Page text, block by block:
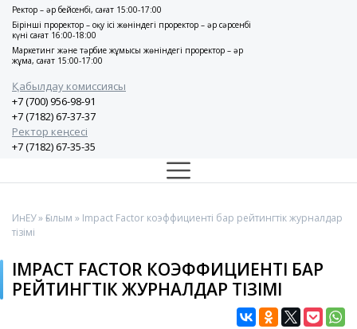
Ректор – әр бейсенбі, сағат 15:00-17:00
Бірінші проректор – оқу ісі жөніндегі проректор – әр сәрсенбі
күні сағат 16:00-18:00
Маркетинг және тәрбие жұмысы жөніндегі проректор – әр
жұма, сағат 15:00-17:00
Қабылдау комиссиясы
+7 (700) 956-98-91
+7 (7182) 67-37-37
Ректор кеңсесі
+7 (7182) 67-35-35
ИнЕУ»Ғылым » Impact Factor коэффициенті бар рейтингтік журналдар
тізімі
IMPACT FACTOR КОЭФФИЦИЕНТІ БАР
РЕЙТИНГТІК ЖУРНАЛДАР ТІЗІМІ